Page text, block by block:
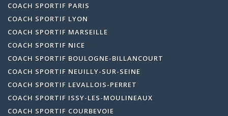
COACH SPORTIF PARIS
COACH SPORTIF LYON
COACH SPORTIF MARSEILLE
COACH SPORTIF NICE
COACH SPORTIF BOULOGNE-BILLANCOURT
COACH SPORTIF NEUILLY-SUR-SEINE
COACH SPORTIF LEVALLOIS-PERRET
COACH SPORTIF ISSY-LES-MOULINEAUX
COACH SPORTIF COURBEVOIE